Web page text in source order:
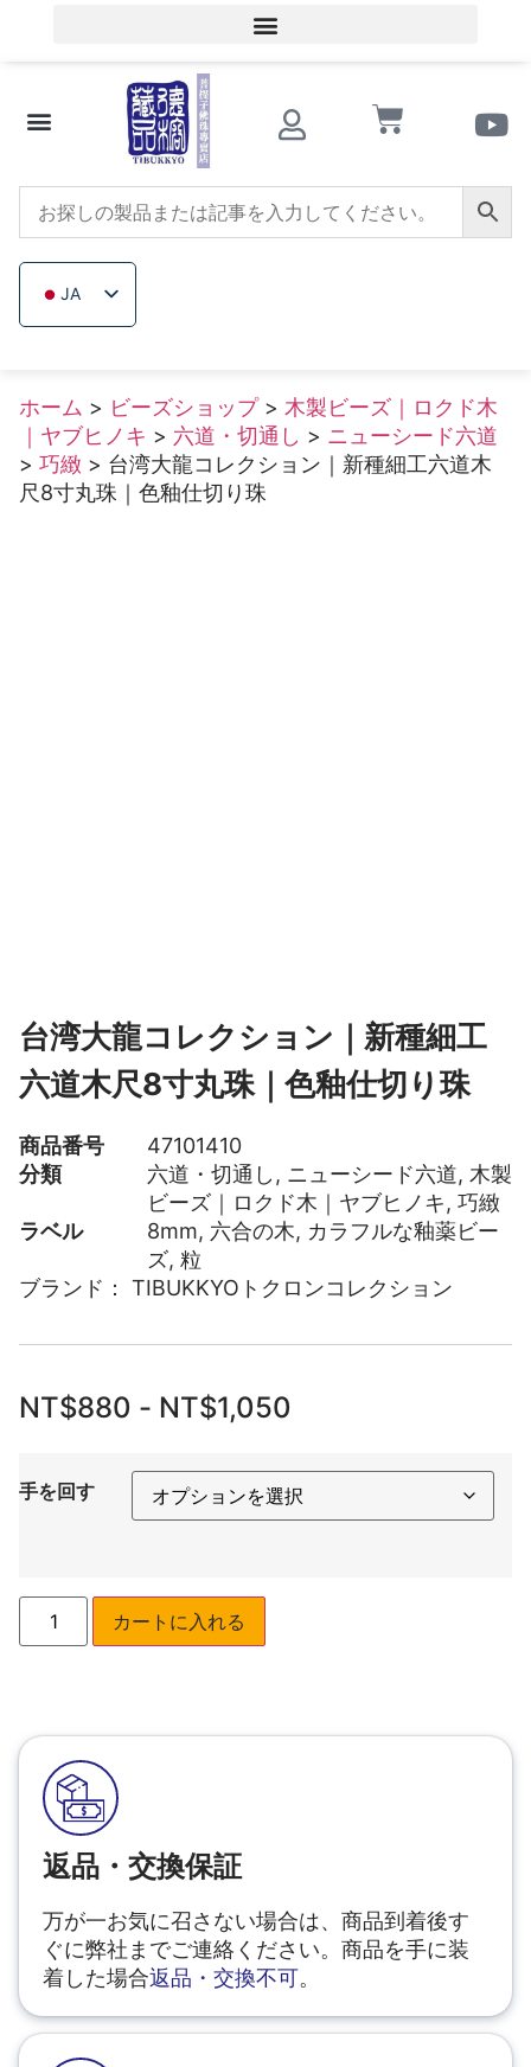
JA
ZH_TW
TH
VI
ホーム > ビーズショップ> 木製ビーズ｜ロクド木
｜ヤブヒノキ > 六道・切通し > ニューシード六道
> 巧緻 > 台湾大龍コレクション｜新種細工六道木
尺8寸丸珠｜色釉仕切り珠
台湾大龍コレクション｜新種細工
六道木尺8寸丸珠｜色釉仕切り珠
商品番号
47101410
分類
六道・切通し , ニューシード六道, 木製
ビーズ｜ロクド木｜ヤブヒノキ, 巧緻
ラベル
8mm, 六合の木, カラフルな釉薬ビー
ズ, 粒
ブランド： TIBUKKYOトクロンコレクション
NT$880 - NT$1,050
手を回す
カートに入れる
返品・交換保証
万が一お気に召さない場合は、商品到着後す
ぐに弊社までご連絡ください。商品を手に装
着した場合返品・交換不可。